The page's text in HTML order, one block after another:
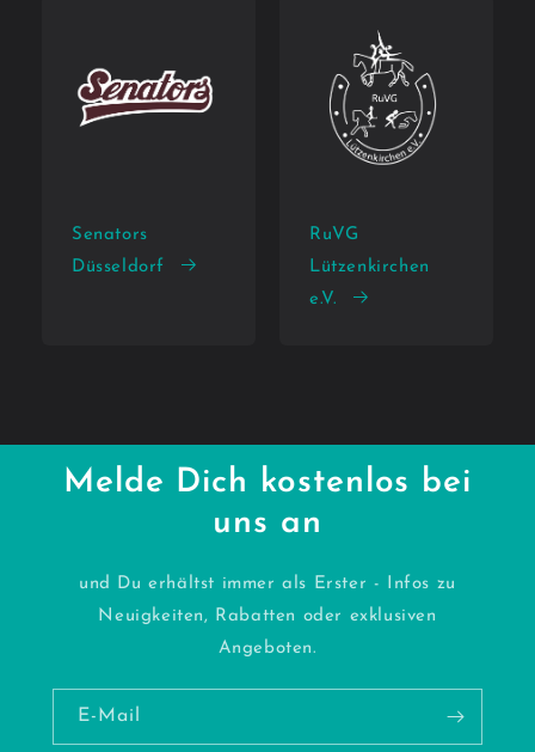
Senators
Düsseldorf
RuVG
Lützenkirchen
e.V.
Melde Dich kostenlos bei
uns an
und Du erhältst immer als Erster - Infos zu
Neuigkeiten, Rabatten oder exklusiven
Angeboten.
E-Mail